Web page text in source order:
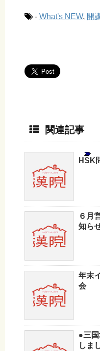
- What's NEW, 開
関連記事
HSK
６月
知ら
年末
会
●三
しま